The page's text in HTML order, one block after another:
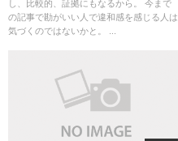
し、比較的、証拠にもなるから。 今まで
の記事で勘がいい人で違和感を感じる人は
気づくのではないかと。 ...